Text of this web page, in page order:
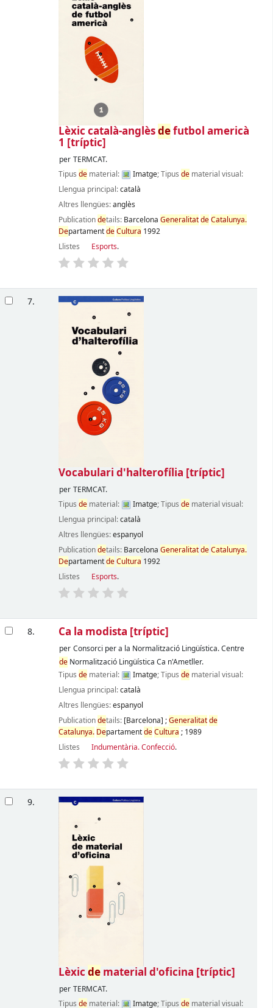
Lèxic català-anglèsdefutbol americà
1 [tríptic]
per TERMCAT.
Tipus dematerial: Imatge; Tipus dematerial visual:
Llengua principal:català
Altres llengües:anglès
Publicationdetails: Barcelona GeneralitatdeCatalunya.
DepartamentdeCultura 1992
Llistes
Esports.
7.
Vocabulari d'halterofília [tríptic]
per TERMCAT.
Tipus dematerial: Imatge; Tipus dematerial visual:
Llengua principal:català
Altres llengües:espanyol
Publicationdetails: Barcelona GeneralitatdeCatalunya.
DepartamentdeCultura 1992
Llistes
Esports.
8. Ca la modista [tríptic]
per Consorci per a la Normalització Lingüística. Centre
de Normalització Lingüística Ca n'Ametller.
Tipus dematerial: Imatge; Tipus dematerial visual:
Llengua principal:català
Altres llengües:espanyol
Publicationdetails: [Barcelona] ;Generalitatde
Catalunya. DepartamentdeCultura ; 1989
Llistes
Indumentària. Confecció.
9.
Lèxic dematerial d'oficina [tríptic]
per TERMCAT.
Tipus dematerial: Imatge; Tipus dematerial visual: